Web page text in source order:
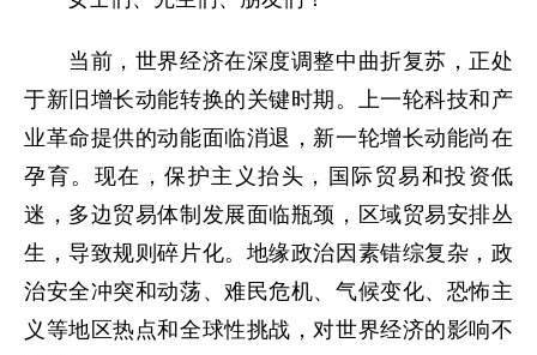
当前，世界经济在深度调整中曲折复苏，正处
于新旧增长动能转换的关键时期。上一轮科技和产
业革命提供的动能面临消退，新一轮增长动能尚在
孕育。现在，保护主义抬头，国际贸易和投资低
迷，多边贸易体制发展面临瓶颈，区域贸易安排丛
生，导致规则碎片化。地缘政治因素错综复杂，政
治安全冲突和动荡、难民危机、气候变化、恐怖主
义等地区热点和全球性挑战，对世界经济的影响不